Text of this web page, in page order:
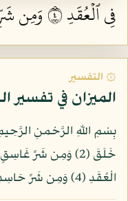
فِي ٱلۡعُقَدِ ٤
وَمِن
۞ التفسير
الميزان في تفسير
الْعُقَدِ (4) وَمِن شَرِّ حَاسِدٍ إِذَا حَسَدَ (5)